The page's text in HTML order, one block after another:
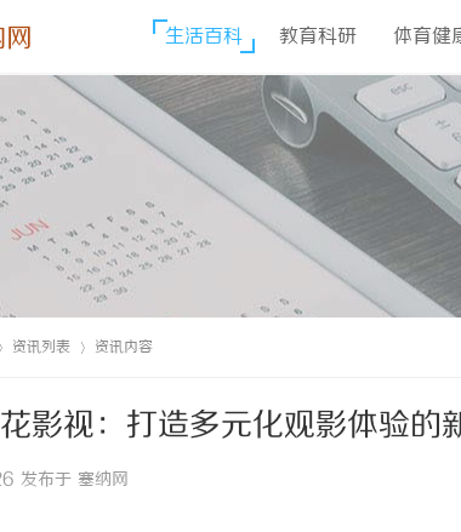
生活百科 教育科研 体育健
资讯列表 资讯内容
影视：打造多元化观影体验的
发布于 塞纳网